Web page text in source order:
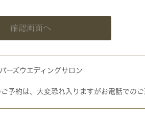
確認画面へ
ーズウエディングサロン
予約は、大変恐れ入りますがお電話でのご